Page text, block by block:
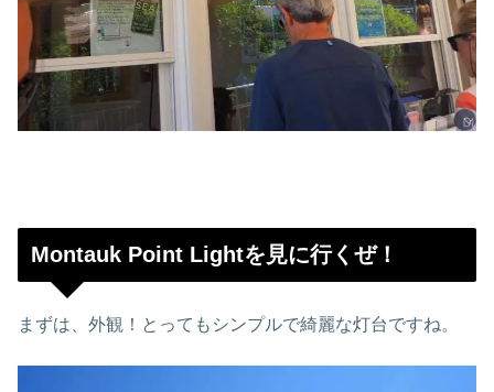
Montauk Point Lightを見に行くぜ！
まずは、外観！とってもシンプルで綺麗な灯台ですね。